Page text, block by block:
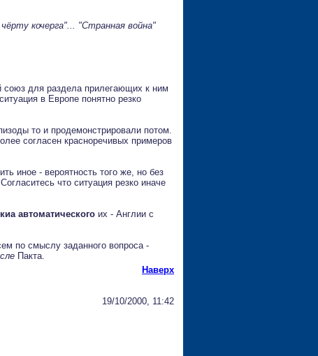
кочерга"... "Странная война"
союз для раздела прилегающих к ним
в Европе понятно резко
то и продемонстрировали потом.
согласен красноречивых примеров
иное - вероятность того же, но без
что ситуация резко иначе
автоматического их - Англии с
по смыслу заданного вопроса -
Пакта.
Наверх
19/10/2000, 11:42